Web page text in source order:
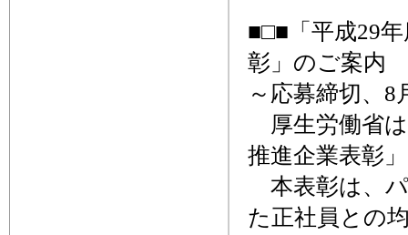
■□■「平成29
彰」のご案内
～応募締切、8
厚生労働省は
推進企業表彰
本表彰は、
た正社員との